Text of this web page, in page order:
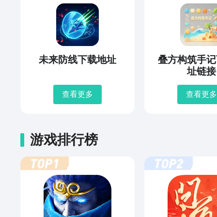
未来防线下载地址
查看更多
叠方构筑手
址链接
查看更多
游戏排行榜